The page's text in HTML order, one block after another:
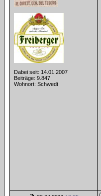
Dabei seit: 14.01.2007
Beiträge: 9.847
Wohnort: Schwedt